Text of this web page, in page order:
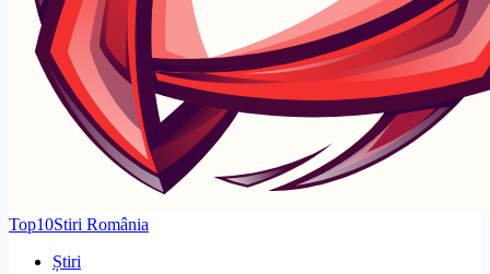
Top10Stiri România
Știri